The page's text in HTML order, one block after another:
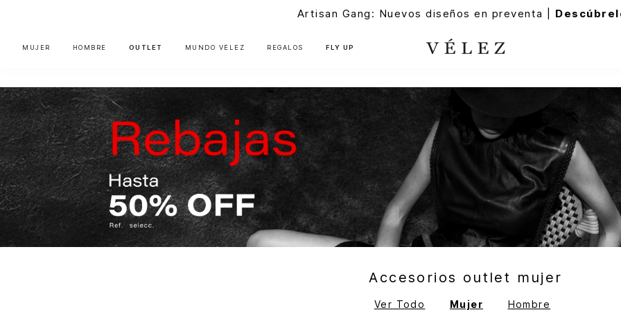
Artisan Gang: Nuevos diseños en preventa |
MUJER HOMBRE OUTLET MUNDO VÉLEZ REGALOS FLY UP
Accesorios outlet mujer
Ver Todo Mujer Hombre